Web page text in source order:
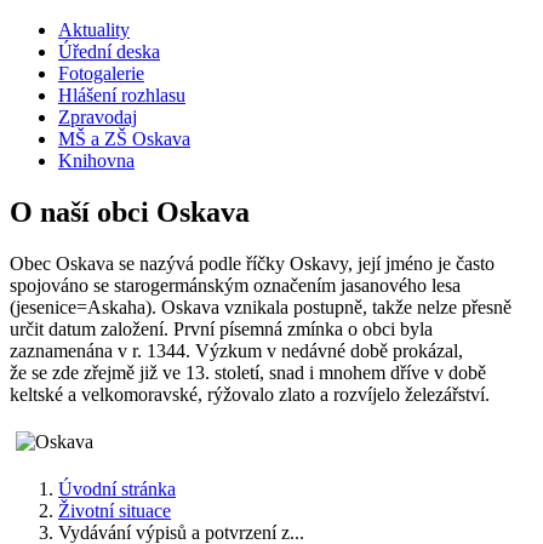
Aktuality
Úřední deska
Fotogalerie
Hlášení rozhlasu
Zpravodaj
MŠ a ZŠ Oskava
Knihovna
O naší obci Oskava
Obec Oskava se nazývá podle říčky Oskavy, její jméno je často
spojováno se starogermánským označením jasanového lesa
(jesenice=Askaha). Oskava vznikala postupně, takže nelze přesně
určit datum založení. První písemná zmínka o obci byla
zaznamenána v r. 1344. Výzkum v nedávné době prokázal,
že se zde zřejmě již ve 13. století, snad i mnohem dříve v době
keltské a velkomoravské, rýžovalo zlato a rozvíjelo železářství.
Úvodní stránka
Životní situace
Vydávání výpisů a potvrzení z...